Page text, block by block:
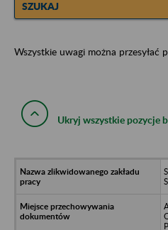
SZUKAJ
Wszystkie uwagi można przesyłać
Ukryj wszystkie pozycje